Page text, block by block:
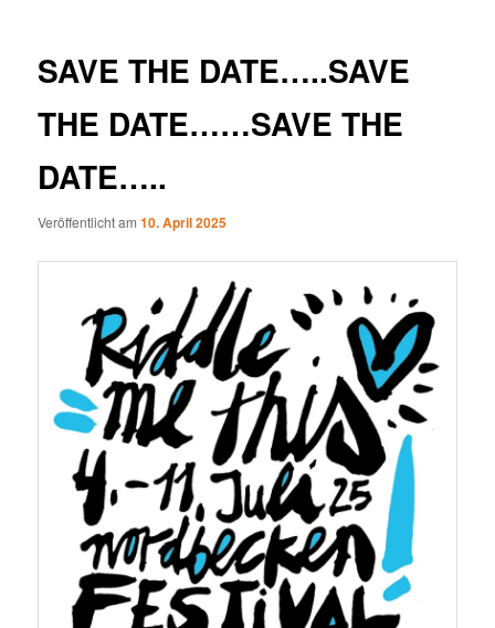
SAVE THE DATE…..SAVE
THE DATE……SAVE THE
DATE…..
Veröffentlicht am10. April 2025